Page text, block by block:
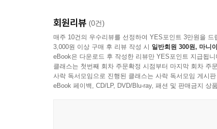
“논을 팔아 버렸으니 또 소작이라도 붙여야 쓸 것
“그럼 또 소작료를 물어야 안 쓰겄소.”
“소작료뿐인가 이 사람아. 또 상전한테 매어 살
라는 것이 병 주고 약 주는 셈이야. 묶었다, 풀었다.”
--- 「농지 상한선」 중에서
회원리뷰 (0건)
매주 10건의 우수리뷰를 선정하여 YES포인트 3만원을 드
3,000원 이상 구매 후 리뷰 작성 시 일반회원 300원, 마니
eBook은 다운로드 후 작성한 리뷰만 YES포인트 지급됩니
클래스는 첫번째 회차 주문확정 시점부터 마지막 회차 주
사락 독서모임으로 진행된 클래스는 사락 독서모임 게시
eBook 페이백, CD/LP, DVD/Blu-ray, 패션 및 판매금지 상